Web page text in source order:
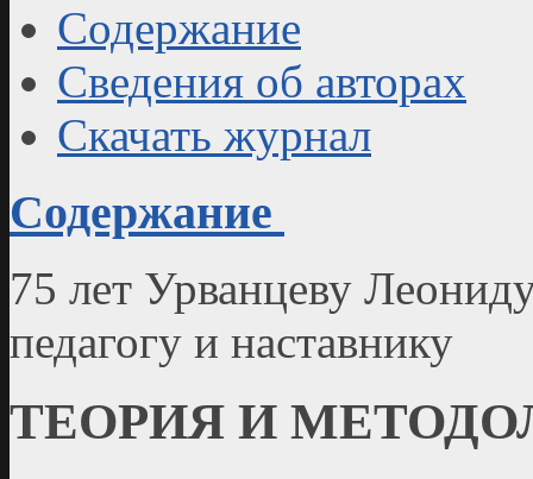
Содержание
Сведения об авторах
Скачать журнал
Содержание
75 лет Урванцеву
педагогу и наставнику
ТЕОРИЯ И